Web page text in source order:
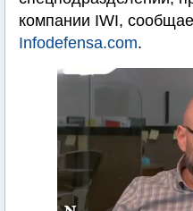
компании IWI,
Infodefensa.com.